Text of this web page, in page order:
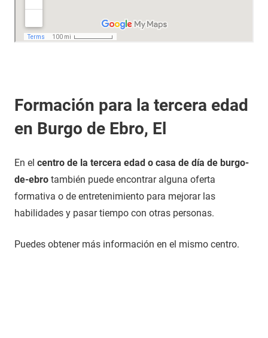
Formación para la tercera edad
en Burgo de Ebro, El
En el centro de la tercera edad o casa de día de burgo-
de-ebro también puede encontrar alguna oferta
formativa o de entretenimiento para mejorar las
habilidades y pasar tiempo con otras personas.
Puedes obtener más información en el mismo centro.